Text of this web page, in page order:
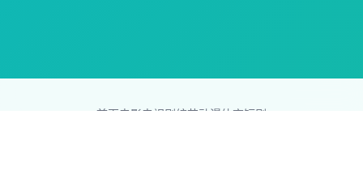
首页电影电视剧综艺动漫体育短剧